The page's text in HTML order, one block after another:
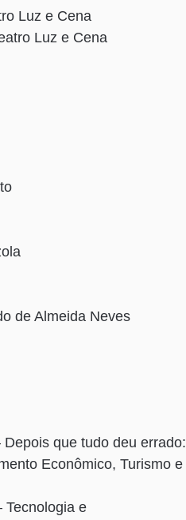
Luz e Cena
Luz e Cena
de Almeida Neves
que tudo deu errado:
Econômico, Turismo e
Tecnologia e